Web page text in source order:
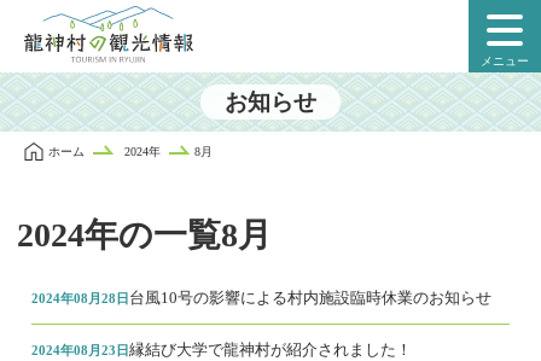
ス
キ
メニュー
お知らせ
ホーム 2024年 8月
2024年の一覧8月
2024年08月28日 台風10号の影響による村内施設臨時休業のお知らせ
2024年08月23日縁結び大学で龍神村が紹介されました！